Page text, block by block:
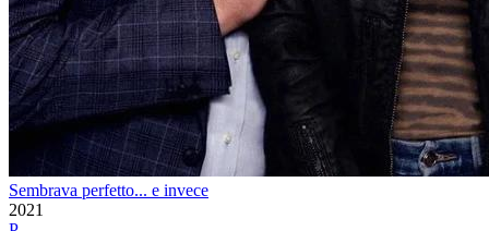
Sembrava perfetto... e invece
2021